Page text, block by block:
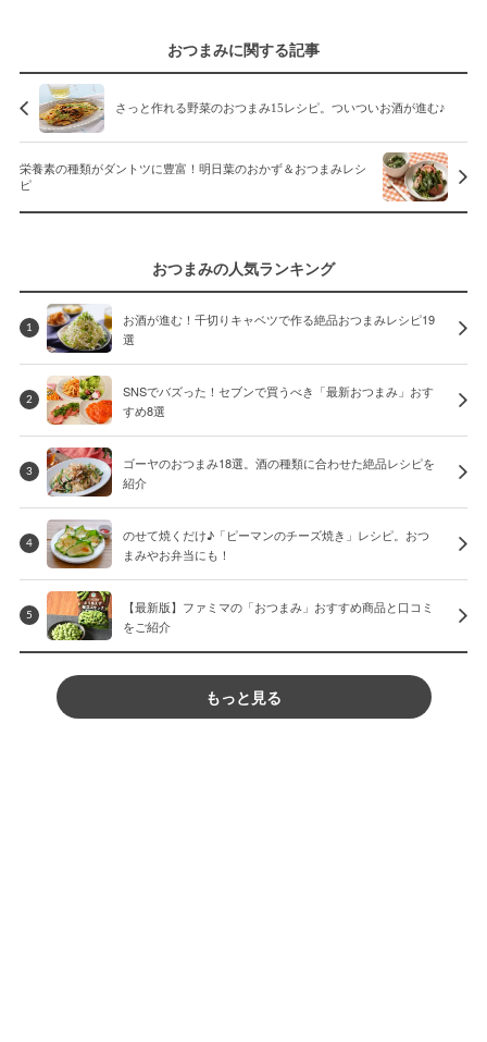
おつまみに関する記事
さっと作れる野菜のおつまみ15レシピ。ついついお酒が進む♪
栄養素の種類がダントツに豊富！明日葉のおかず＆おつまみレシ
ピ
おつまみの人気ランキング
1
お酒が進む！千切りキャベツで作る絶品おつまみレシピ19
選
2
SNSでバズった！セブンで買うべき「最新おつまみ」おす
すめ8選
3
ゴーヤのおつまみ18選。酒の種類に合わせた絶品レシピを
紹介
4
のせて焼くだけ♪「ピーマンのチーズ焼き」レシピ。おつ
まみやお弁当にも！
5
【最新版】ファミマの「おつまみ」おすすめ商品と口コミ
をご紹介
もっと見る